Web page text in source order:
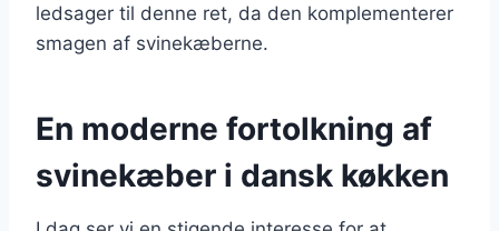
ledsager til denne ret, da den komplementerer
smagen af svinekæberne.
En moderne fortolkning af
svinekæber i dansk køkken